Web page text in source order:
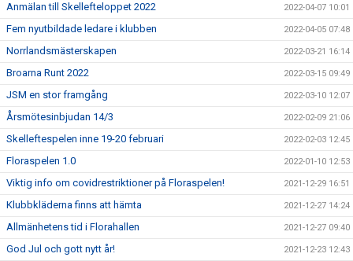
Anmälan till Skellefteloppet 2022 2022-04-07 10:01
Fem nyutbildade ledare i klubben 2022-04-05 07:48
Norrlandsmästerskapen 2022-03-21 16:14
Broarna Runt 2022 2022-03-15 09:49
JSM en stor framgång 2022-03-10 12:07
Årsmötesinbjudan 14/3 2022-02-09 21:06
Skelleftespelen inne 19-20 februari 2022-02-03 12:45
Floraspelen 1.0 2022-01-10 12:53
Viktig info om covidrestriktioner på Floraspelen! 2021-12-29 16:51
Klubbkläderna finns att hämta 2021-12-27 14:24
Allmänhetens tid i Florahallen 2021-12-27 09:40
God Jul och gott nytt år! 2021-12-23 12:43